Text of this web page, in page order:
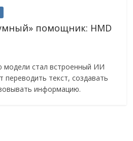
помощник: HMD
модели стал встроенный ИИ
текст, создавать
информацию.